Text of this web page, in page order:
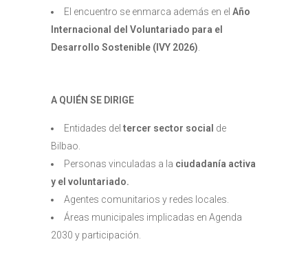
El encuentro se enmarca además en el Año
Internacional del Voluntariado para el
Desarrollo Sostenible (IVY 2026)
A QUIÉN SE DIRIGE
Entidades del tercer sector social de
Bilbao.
Personas vinculadas a la ciudadanía activa
y el voluntariado.
Agentes comunitarios y redes locales.
Áreas municipales implicadas en Agenda
2030 y participación.